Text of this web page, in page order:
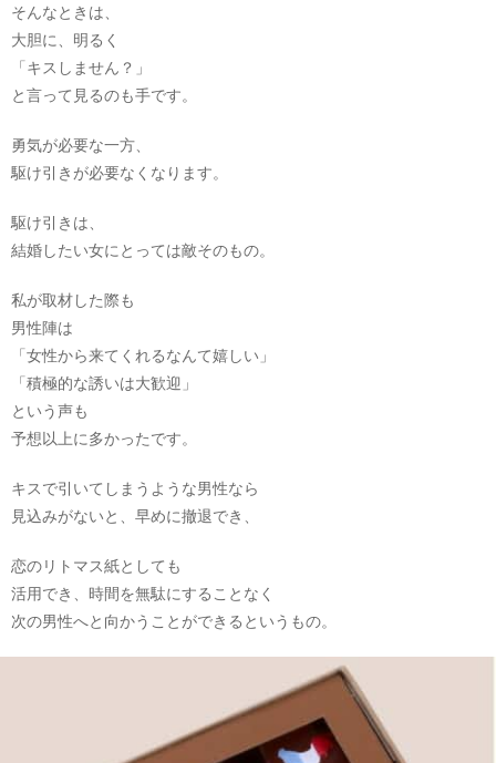
そんなときは、
大胆に、明るく
「キスしません？」
と言って見るのも手です。
勇気が必要な一方、
駆け引きが必要なくなります。
駆け引きは、
結婚したい女にとっては敵そのもの。
私が取材した際も
男性陣は
「女性から来てくれるなんて嬉しい」
「積極的な誘いは大歓迎」
という声も
予想以上に多かったです。
キスで引いてしまうような男性なら
見込みがないと、早めに撤退でき、
恋のリトマス紙としても
活用でき、時間を無駄にすることなく
次の男性へと向かうことができるというもの。